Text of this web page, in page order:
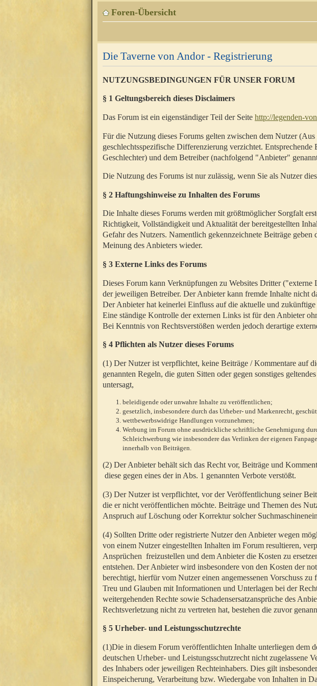
Foren-Übersicht
Die Taverne von Andor - Registrierung
NUTZUNGSBEDINGUNGEN FÜR UNSER FORUM
§ 1 Geltungsbereich dieses Disclaimers
Das Forum ist ein eigenständiger Teil der Seite http://legenden-
Für die Nutzung dieses Forums gelten zwischen dem Nutzer
geschlechtsspezifische Differenzierung verzichtet.
Geschlechter) und dem Betreiber (nachfolgend "Anbieter"
Die Nutzung des Forums ist nur zulässig, wenn Sie als Nutzer
§ 2 Haftungshinweise zu Inhalten des Forums
Die Inhalte dieses Forums werden mit größtmöglicher Sorgfalt
Richtigkeit, Vollständigkeit und Aktualität der bereitgestellten
Gefahr des Nutzers. Namentlich gekennzeichnete Beiträge
Meinung des Anbieters wieder.
§ 3 Externe Links des Forums
Dieses Forum kann Verknüpfungen zu Websites Dritter
der jeweiligen Betreiber. Der Anbieter kann fremde Inhalte nicht
Der Anbieter hat keinerlei Einfluss auf die aktuelle und
Eine ständige Kontrolle der externen Links ist für den Anbieter
Bei Kenntnis von Rechtsverstößen werden jedoch derartige
§ 4 Pflichten als Nutzer dieses Forums
(1) Der Nutzer ist verpflichtet, keine Beiträge / Kommentare auf
genannten Regeln, die guten Sitten oder gegen sonstiges
untersagt,
beleidigende oder unwahre Inhalte zu veröffentlichen;
gesetzlich, insbesondere durch das Urheber- und Markenrecht,
wettbewerbswidrige Handlungen vorzunehmen;
Werbung im Forum ohne ausdrückliche schriftliche Genehmigung
Schleichwerbung wie insbesondere das Verlinken der eigenen
innerhalb von Beiträgen.
(2) Der Anbieter behält sich das Recht vor, Beiträge und
diese gegen eines der in Abs. 1 genannten Verbote verstößt.
(3) Der Nutzer ist verpflichtet, vor der Veröffentlichung seiner
die er nicht veröffentlichen möchte. Beiträge und Themen des
Anspruch auf Löschung oder Korrektur solcher
(4) Sollten Dritte oder registrierte Nutzer den Anbieter wegen
von einem Nutzer eingestellten Inhalten im Forum resultieren,
Ansprüchen freizustellen und dem Anbieter die Kosten zu
entstehen. Der Anbieter wird insbesondere von den Kosten der
berechtigt, hierfür vom Nutzer einen angemessenen Vorschuss
Treu und Glauben mit Informationen und Unterlagen bei der
weitergehenden Rechte sowie Schadensersatzansprüche des
Rechtsverletzung nicht zu vertreten hat, bestehen die zuvor
§ 5 Urheber- und Leistungsschutzrechte
(1)Die in diesem Forum veröffentlichten Inhalte unterliegen dem
deutschen Urheber- und Leistungsschutzrecht nicht zugelassene
des Inhabers oder jeweiligen Rechteinhabers. Dies gilt
Einspeicherung, Verarbeitung bzw. Wiedergabe von Inhalten in